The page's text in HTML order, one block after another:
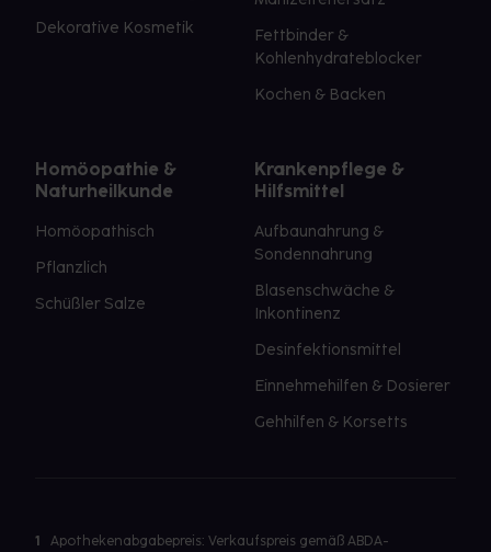
Dekorative Kosmetik
Fettbinder &
Kohlenhydrateblocker
Kochen & Backen
Homöopathie &
Naturheilkunde
Homöopathisch
Pflanzlich
Schüßler Salze
Krankenpflege &
Hilfsmittel
Aufbaunahrung &
Sondennahrung
Blasenschwäche &
Inkontinenz
Desinfektionsmittel
Einnehmehilfen & Dosierer
Gehhilfen & Korsetts
1
Apothekenabgabepreis: Verkaufspreis gemäß ABDA-